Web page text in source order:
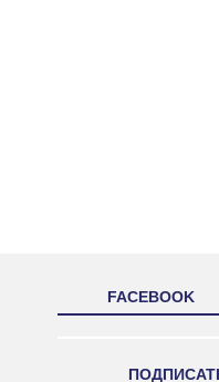
FACEBOOK